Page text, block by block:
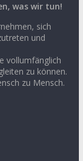
was wir tun!
sich
und
vollumfänglich
zu können.
zu Mensch.